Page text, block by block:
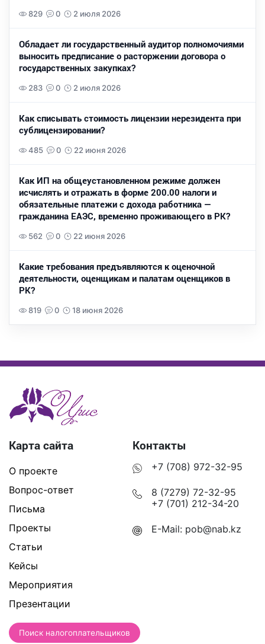
829 0 2 июля 2026
Обладает ли государственный аудитор полномочиями
выносить предписание о расторжении договора о
государственных закупках?
283 0 2 июля 2026
Как списывать стоимость лицензии нерезидента при
сублицензировании?
485 0 22 июня 2026
Как ИП на общеустановленном режиме должен
исчислять и отражать в форме 200.00 налоги и
обязательные платежи с дохода работника —
гражданина ЕАЭС, временно проживающего в РК?
562 0 22 июня 2026
Какие требования предъявляются к оценочной
деятельности, оценщикам и палатам оценщиков в
РК?
819 0 18 июня 2026
Карта сайта
О проекте
Вопрос-ответ
Письма
Проекты
Статьи
Кейсы
Мероприятия
Презентации
Контакты
+7 (708) 972-32-95
8 (7279) 72-32-95
+7 (701) 212-34-20
E-Mail: pob@nab.kz
Поиск налогоплательщиков